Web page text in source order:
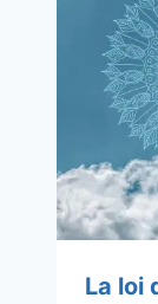
La loi